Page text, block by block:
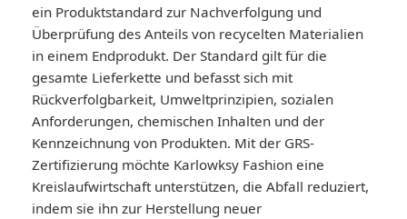
ein Produktstandard zur Nachverfolgung und
Überprüfung des Anteils von recycelten Materialien
in einem Endprodukt. Der Standard gilt für die
gesamte Lieferkette und befasst sich mit
Rückverfolgbarkeit, Umweltprinzipien, sozialen
Anforderungen, chemischen Inhalten und der
Kennzeichnung von Produkten. Mit der GRS-
Zertifizierung möchte Karlowksy Fashion eine
Kreislaufwirtschaft unterstützen, die Abfall reduziert,
indem sie ihn zur Herstellung neuer